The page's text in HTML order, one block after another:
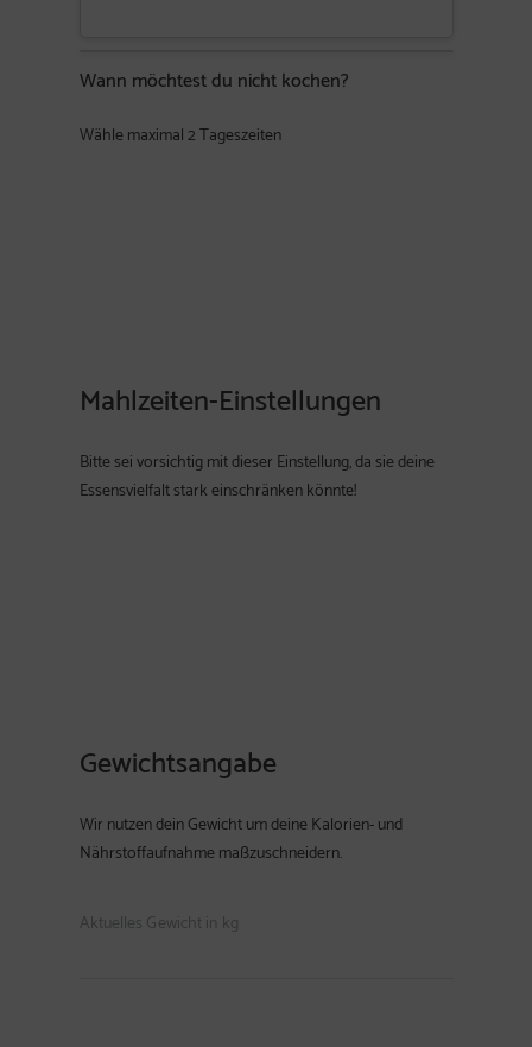
Wann möchtest du nicht kochen?
Wähle maximal 2 Tageszeiten
Mahlzeiten-Einstellungen
Bitte sei vorsichtig mit dieser Einstellung, da sie deine
Essensvielfalt stark einschränken könnte!
Gewichtsangabe
Wir nutzen dein Gewicht um deine Kalorien- und
Nährstoffaufnahme maßzuschneidern.
Aktuelles Gewicht in kg